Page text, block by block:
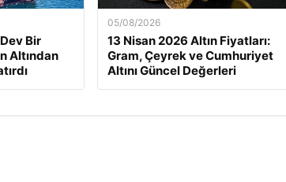
Bir
Altından
05/08/2026
13 Nisan 2026 Altın Fiyatları:
Gram, Çeyrek ve Cumhuriyet
Altını Güncel Değerleri